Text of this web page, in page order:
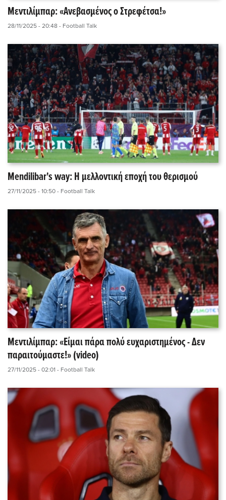
Μεντιλίμπαρ: «Ανεβασμένος ο Στρεφέτσα!»
28/11/2025 - 20:48 - Football Talk
Mendilibar's way: Η μελλοντική εποχή του θερισμού
27/11/2025 - 10:50 - Football Talk
Μεντιλίμπαρ: «Είμαι πάρα πολύ ευχαριστημένος - Δεν
παραιτούμαστε!» (video)
27/11/2025 - 02:01 - Football Talk